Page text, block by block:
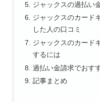
ジャックスの過払い
ジャックスのカード
した人の口コミ
ジャックスのカード
するには
過払い金請求でおす
記事まとめ